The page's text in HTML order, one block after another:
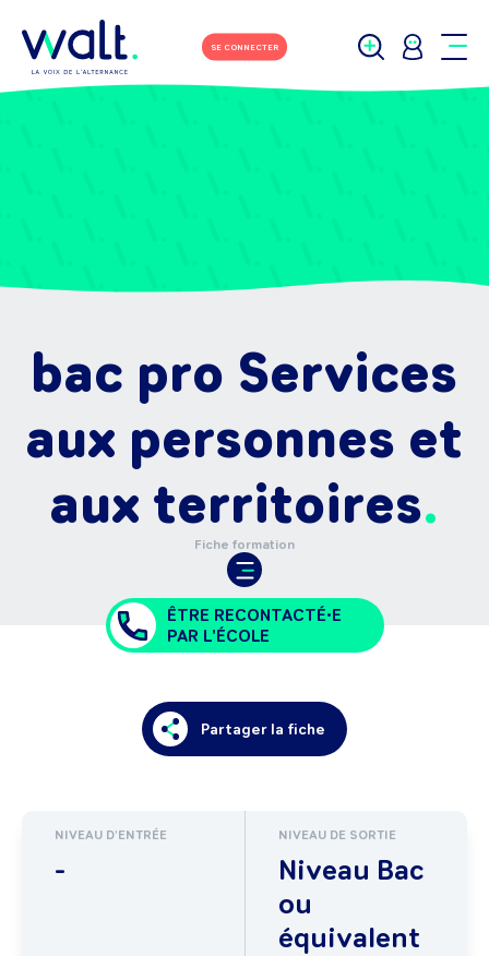
SE CONNECTER
bac pro Services
aux personnes et
aux territoires
Fiche formation
ÊTRE RECONTACTÉ•E
PAR L'ÉCOLE
Partager la fiche
NIVEAU D'ENTRÉE
-
NIVEAU DE SORTIE
Niveau Bac
ou
équivalent